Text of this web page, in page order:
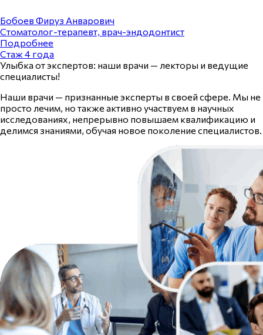
Бобоев Фируз Анварович
Стоматолог-терапевт, врач-эндодонтист
Подробнее
Стаж 4 года
Улыбка от экспертов: наши врачи — лекторы и ведущие
специалисты!
Наши врачи — признанные эксперты в своей сфере. Мы не
просто лечим, но также активно участвуем в научных
исследованиях, непрерывно повышаем квалификацию и
делимся знаниями, обучая новое поколение специалистов.